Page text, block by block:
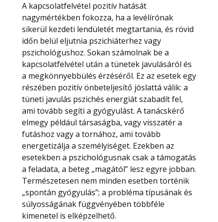
A kapcsolatfelvétel pozitív hatását
nagymértékben fokozza, ha a levélírónak
sikerül kezdeti lendületét megtartania, és rövid
időn belül eljutnia pszichiáterhez vagy
pszichológushoz. Sokan számolnak be a
kapcsolatfelvétel után a tünetek javulásáról és
a megkönnyebbülés érzéséről. Ez az esetek egy
részében pozitív önbeteljesítő jóslattá válik: a
tüneti javulás pszichés energiát szabadít fel,
ami tovább segíti a gyógyulást. A tanácskérő
elmegy például társaságba, vagy visszatér a
futáshoz vagy a tornához, ami tovább
energetizálja a személyiséget. Ezekben az
esetekben a pszichológusnak csak a támogatás
a feladata, a beteg „magától” lesz egyre jobban.
Természetesen nem minden esetben történik
„spontán gyógyulás”; a probléma típusának és
súlyosságának függvényében többféle
kimenetel is elképzelhető.